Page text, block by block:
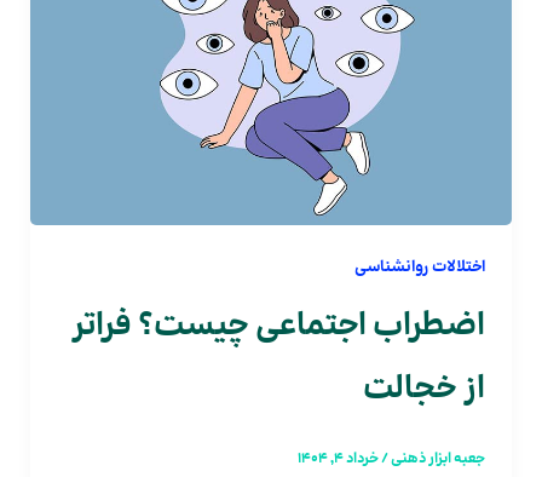
اختلالات روانشناسی
اضطراب اجتماعی چیست؟ فراتر
از خجالت
جعبه ابزار ذهنی/خرداد 4, 1404